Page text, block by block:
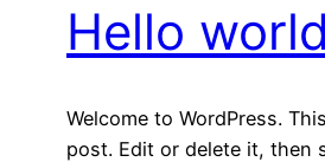
Hello
Welcome to WordPress.
post. Edit or delete it, then